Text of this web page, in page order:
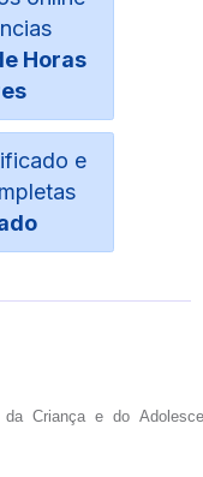
Horas
e
da Criança e do